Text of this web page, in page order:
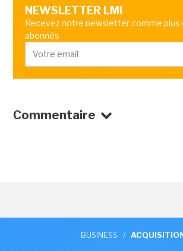
NEWSLETTER LMI
Recevez notre newsletter comme
abonnés
Commentaire
BUSINESS /